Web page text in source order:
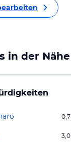
in der Nähe
0,7
3,0